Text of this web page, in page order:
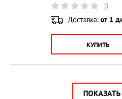
0
Доставка: от 1
КУПИТЬ